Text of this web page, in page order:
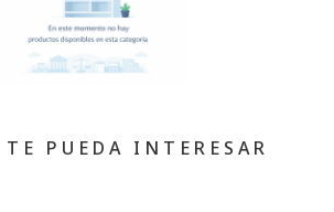
PUEDA INTERESAR